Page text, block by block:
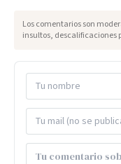
Los comentarios son
insultos, descalificaciones